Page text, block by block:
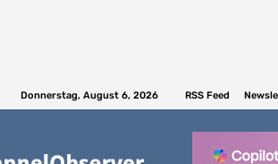
Donnerstag, August 6, 2026 RSS Feed